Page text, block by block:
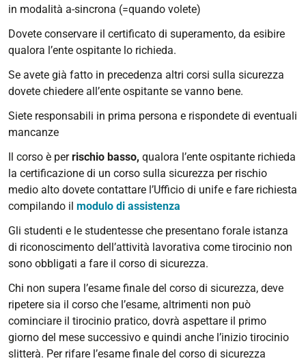
in modalità a-sincrona (=quando volete)
Dovete conservare il certificato di superamento, da esibire
qualora l’ente ospitante lo richieda.
Se avete già fatto in precedenza altri corsi sulla sicurezza
dovete chiedere all’ente ospitante se vanno bene.
Siete responsabili in prima persona e rispondete di eventuali
mancanze
Il corso è perrischio basso, qualora l’ente ospitante richieda
la certificazione di un corso sulla sicurezza per rischio
medio alto dovete contattare l’Ufficio di unife e fare richiesta
compilando il modulo di assistenza
Gli studenti e le studentesse che presentano forale istanza
di riconoscimento dell’attività lavorativa come tirocinio non
sono obbligati a fare il corso di sicurezza.
Chi non supera l’esame finale del corso di sicurezza, deve
ripetere sia il corso che l’esame, altrimenti non può
cominciare il tirocinio pratico, dovrà aspettare il primo
giorno del mese successivo e quindi anche l’inizio tirocinio
slitterà. Per rifare l’esame finale del corso di sicurezza